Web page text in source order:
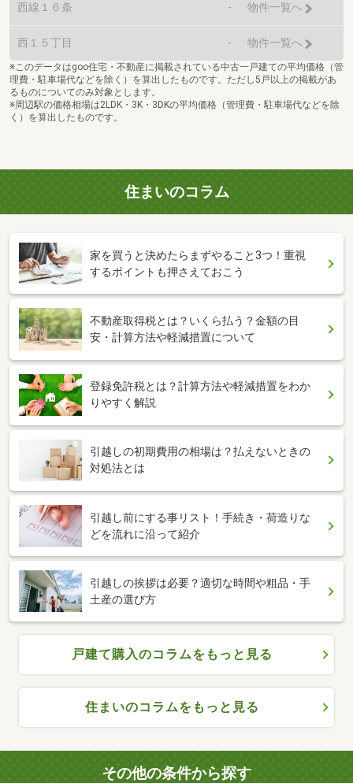
西線１６条 - 物件一覧へ
西１５丁目 - 物件一覧へ
※このデータはgoo住宅・不動産に掲載されている中古一戸建ての平均価格（管
理費・駐車場代などを除く）を算出したものです。ただし5戸以上の掲載があ
るものについてのみ対象とします。
※周辺駅の価格相場は2LDK・3K・3DKの平均価格（管理費・駐車場代などを除
く）を算出したものです。
住まいのコラム
家を買うと決めたらまずやること3つ！重視
するポイントも押さえておこう
不動産取得税とは？いくら払う？金額の目
安・計算方法や軽減措置について
登録免許税とは？計算方法や軽減措置をわか
りやすく解説
引越しの初期費用の相場は？払えないときの
対処法とは
引越し前にする事リスト！手続き・荷造りな
どを流れに沿って紹介
引越しの挨拶は必要？適切な時間や粗品・手
土産の選び方
戸建て購入のコラムをもっと見る
住まいのコラムをもっと見る
その他の条件から探す